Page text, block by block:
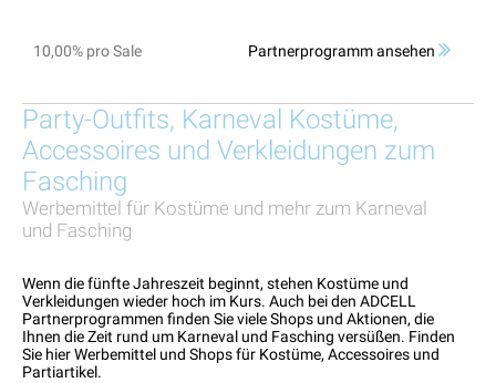
10,00% pro Sale Partnerprogramm ansehen
Party-Outfits, Karneval Kostüme,
Accessoires und Verkleidungen zum
Fasching
Werbemittel für Kostüme und mehr zum Karneval
und Fasching
Wenn die fünfte Jahreszeit beginnt, stehen Kostüme und
Verkleidungen wieder hoch im Kurs. Auch bei den ADCELL
Partnerprogrammen finden Sie viele Shops und Aktionen, die
Ihnen die Zeit rund um Karneval und Fasching versüßen. Finden
Sie hier Werbemittel und Shops für Kostüme, Accessoires und
Partiartikel.